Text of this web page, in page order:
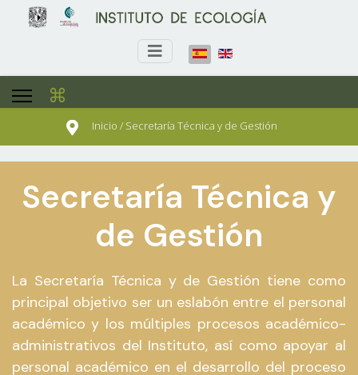
⌘
Inicio / Secretaría Técnica y de Gestión
Secretaría Técnica y
de Gestión
La Secretaría Técnica y de Gestión tiene como
principal objetivo ser un eslabón entre el personal
académico y los múltiples procesos académico-
administrativos del Instituto, así como apoyar al
personal académico en el desarrollo del proceso